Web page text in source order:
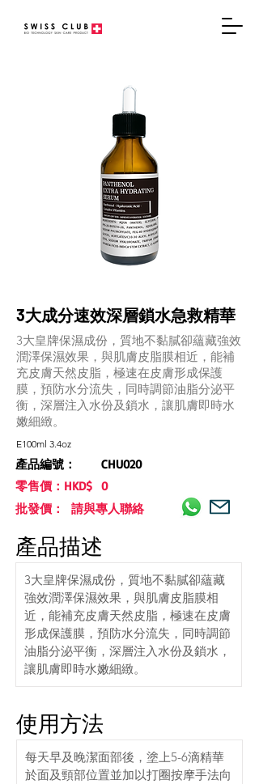
3大成分速效深層鎖水急救精華
3大皇牌保濕成份，質地不黏膩卻蘊藏強效
潤澤保濕效果，與肌膚皮脂膜相近，能補
充皮膚天然皮脂，極速在皮膚形成保護
膜，預防水分流失，同時調節油脂分泌平
衡，深層注入水份及鎖水，讓肌膚即時水
嫩細緻。
E100ml 3.4oz
產品編號：
CHU020
零售價：HKD$ 0
批發價： 請與專人聯絡
產品描述
3大皇牌保濕成份，質地不黏膩卻蘊藏
強效潤澤保濕效果，與肌膚皮脂膜相
近，能補充皮膚天然皮脂，極速在皮膚
形成保護膜，預防水分流失，同時調節
油脂分泌平衡，深層注入水份及鎖水，
讓肌膚即時水嫩細緻。
使用方法
每天早及晚潔面部後，塗上5-6滴精華
於面及頸部位置並加以打圈按摩手法向